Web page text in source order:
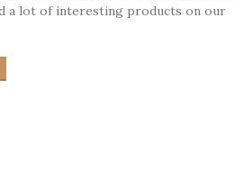
a lot of interesting products on our